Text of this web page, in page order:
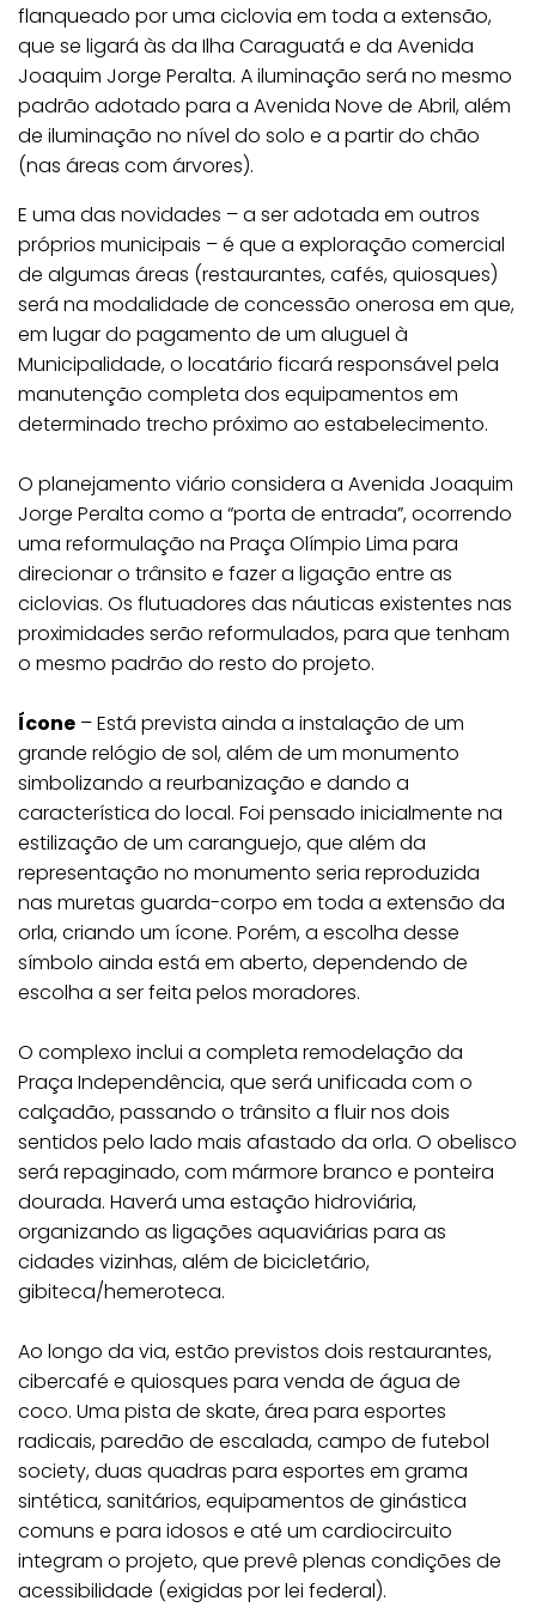
flanqueado por uma ciclovia em toda a extensão,
que se ligará às da Ilha Caraguatá e da Avenida
Joaquim Jorge Peralta. A iluminação será no mesmo
padrão adotado para a Avenida Nove de Abril, além
de iluminação no nível do solo e a partir do chão
(nas áreas com árvores).
E uma das novidades – a ser adotada em outros
próprios municipais – é que a exploração comercial
de algumas áreas (restaurantes, cafés, quiosques)
será na modalidade de concessão onerosa em que,
em lugar do pagamento de um aluguel à
Municipalidade, o locatário ficará responsável pela
manutenção completa dos equipamentos em
determinado trecho próximo ao estabelecimento.
O planejamento viário considera a Avenida Joaquim
Jorge Peralta como a “porta de entrada”, ocorrendo
uma reformulação na Praça Olímpio Lima para
direcionar o trânsito e fazer a ligação entre as
ciclovias. Os flutuadores das náuticas existentes nas
proximidades serão reformulados, para que tenham
o mesmo padrão do resto do projeto.
Ícone – Está prevista ainda a instalação de um
grande relógio de sol, além de um monumento
simbolizando a reurbanização e dando a
característica do local. Foi pensado inicialmente na
estilização de um caranguejo, que além da
representação no monumento seria reproduzida
nas muretas guarda-corpo em toda a extensão da
orla, criando um ícone. Porém, a escolha desse
símbolo ainda está em aberto, dependendo de
escolha a ser feita pelos moradores.
O complexo inclui a completa remodelação da
Praça Independência, que será unificada com o
calçadão, passando o trânsito a fluir nos dois
sentidos pelo lado mais afastado da orla. O obelisco
será repaginado, com mármore branco e ponteira
dourada. Haverá uma estação hidroviária,
organizando as ligações aquaviárias para as
cidades vizinhas, além de bicicletário,
gibiteca/hemeroteca.
Ao longo da via, estão previstos dois restaurantes,
cibercafé e quiosques para venda de água de
coco. Uma pista de skate, área para esportes
radicais, paredão de escalada, campo de futebol
society, duas quadras para esportes em grama
sintética, sanitários, equipamentos de ginástica
comuns e para idosos e até um cardiocircuito
integram o projeto, que prevê plenas condições de
acessibilidade (exigidas por lei federal).